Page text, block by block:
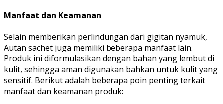
Manfaat dan Keamanan
Selain memberikan perlindungan dari gigitan nyamuk,
Autan sachet juga memiliki beberapa manfaat lain.
Produk ini diformulasikan dengan bahan yang lembut di
kulit, sehingga aman digunakan bahkan untuk kulit yang
sensitif. Berikut adalah beberapa poin penting terkait
manfaat dan keamanan produk: